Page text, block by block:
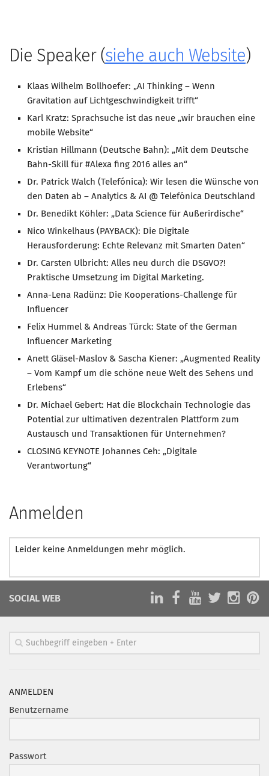
Die Speaker (siehe auch Website)
Klaas Wilhelm Bollhoefer: „AI Thinking – Wenn
Gravitation auf Lichtgeschwindigkeit trifft“
Karl Kratz: Sprachsuche ist das neue „wir brauchen eine
mobile Website“
Kristian Hillmann (Deutsche Bahn): „Mit dem Deutsche
Bahn-Skill für #Alexa fing 2016 alles an“
Dr. Patrick Walch (Telefónica): Wir lesen die Wünsche von
den Daten ab – Analytics & AI @ Telefónica Deutschland
Dr. Benedikt Köhler: „Data Science für Außerirdische“
Nico Winkelhaus (PAYBACK): Die Digitale
Herausforderung: Echte Relevanz mit Smarten Daten“
Dr. Carsten Ulbricht: Alles neu durch die DSGVO?!
Praktische Umsetzung im Digital Marketing.
Anna-Lena Radünz: Die Kooperations-Challenge für
Influencer
Felix Hummel & Andreas Türck: State of the German
Influencer Marketing
Anett Gläsel-Maslov & Sascha Kiener: „Augmented Reality
– Vom Kampf um die schöne neue Welt des Sehens und
Erlebens“
Dr. Michael Gebert: Hat die Blockchain Technologie das
Potential zur ultimativen dezentralen Plattform zum
Austausch und Transaktionen für Unternehmen?
CLOSING KEYNOTE Johannes Ceh: „Digitale
Verantwortung“
Anmelden
Leider keine Anmeldungen mehr möglich.
SOCIAL WEB
ANMELDEN
Benutzername
Passwort